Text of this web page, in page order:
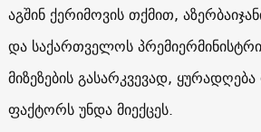
აგშინ ქერიმოვის თქმით,
და საქართველოს
მიზეზების გასარკვევად,
ფაქტორს უნდა მიექცეს.